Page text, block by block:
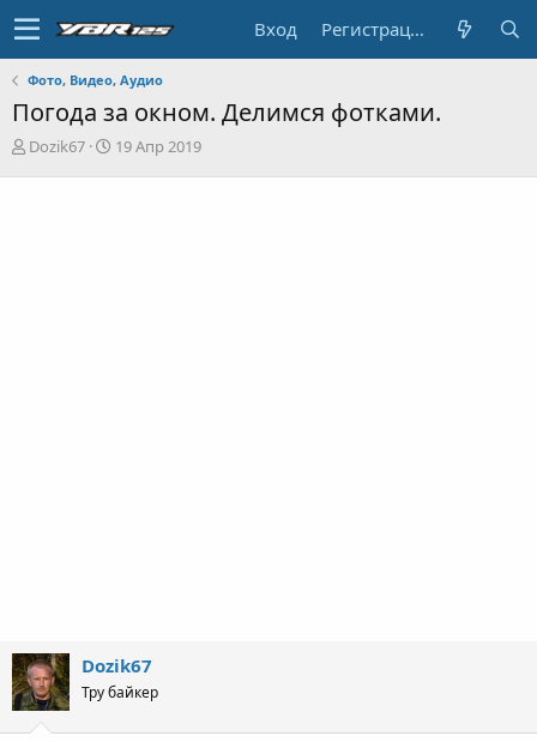
Вход Регистрация
Фото, Видео, Аудио
Погода за окном. Делимся фотками.
А
Dozik67
Д
19 Апр 2019
Dozik67
Тру байкер